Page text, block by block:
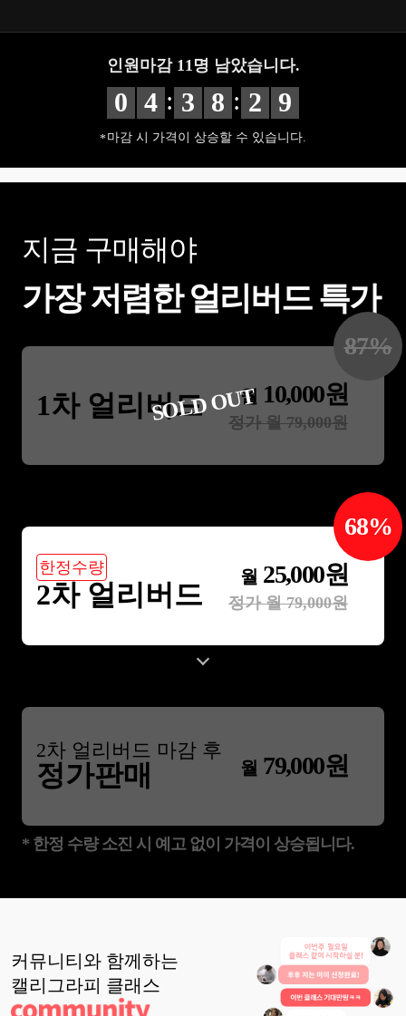
인원마감 11 명 남았습니다.
0 4 : 3 8 : 2 8
마감 시 가격이 상승할 수 있습니다.
지금 구매해야
가장 저렴한 얼리버드 특가
1차 얼리버드 월 10,000원
정가 월79,000원
87%
SOLD OUT
한정수량
2차 얼리버드
월 25,000원
정가 월79,000원
68%
2차 얼리버드 마감 후
정가판매 월 79,000원
* 한정 수량 소진 시 예고 없이 가격이 상승됩니다.
커뮤니티와 함께하는
캘리그라피 클래스